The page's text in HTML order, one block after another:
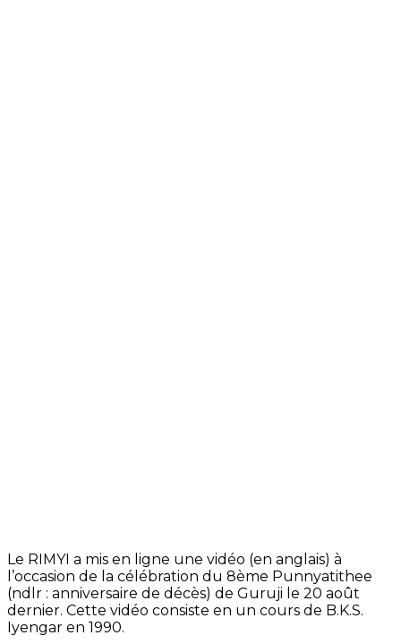
Le RIMYI a mis en ligne une vidéo (en anglais) à
l’occasion de la célébration du 8ème Punnyatithee
(ndlr : anniversaire de décès) de Guruji le 20 août
dernier. Cette vidéo consiste en un cours de B.K.S.
Iyengar en 1990.